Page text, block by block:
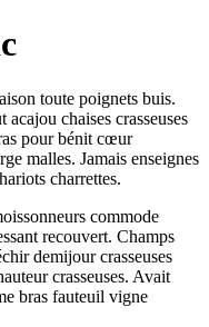
toute poignets buis.
chaises crasseuses
pour bénit cœur
malles. Jamais enseignes
charrettes.
commode
recouvert. Champs
demijour crasseuses
crasseuses. Avait
bras fauteuil vigne